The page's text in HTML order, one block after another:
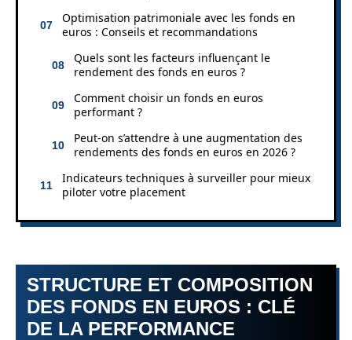
Optimisation patrimoniale avec les fonds en
euros : Conseils et recommandations
Quels sont les facteurs influençant le
rendement des fonds en euros ?
Comment choisir un fonds en euros
performant ?
Peut-on s’attendre à une augmentation des
rendements des fonds en euros en 2026 ?
Indicateurs techniques à surveiller pour mieux
piloter votre placement
STRUCTURE ET COMPOSITION
DES FONDS EN EUROS : CLÉ
DE LA PERFORMANCE